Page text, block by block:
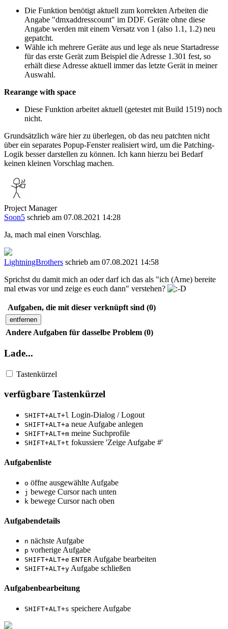
Die Funktion benötigt aktuell zum korrekten Arbeiten die
Angabe "dmxaddresscount" im DDF. Geräte ohne diese
Angabe werden mit einem Versatz von 1 (also 1.1, 1.2) neu
gepatcht.
Wähle ich mehrere Geräte aus und lege als neue Startadresse
für das erste Gerät zum Beispiel die Adresse 1.301 fest, so
erhält diese Adresse aktuell immer das letzte Gerät in meiner
Auswahl.
Rearange with space
Diese Funktion arbeitet aktuell (getestet mit Build 1519) noch
nicht.
Grundsätzlich wäre hier zu überlegen, ob das neu patchten nicht
über ein separates Popup-Fenster realisiert wird, um die Patching-
Logik besser darstellen zu können. Ich kann hierzu bei Bedarf
keinen kleinen Vorschlag machen.
Project Manager
Soon5 schrieb am 07.08.2021 14:28
Ja, mach mal einen Vorschlag.
LightningBrothers schrieb am 07.08.2021 14:58
Sprichst du damit mich an oder darf ich das als "ich (Arne) bereite
mal etwas vor und zeige es euch dann" verstehen?
Aufgaben, die mit dieser verknüpft sind (0)
entfernen
Andere Aufgaben für dasselbe Problem (0)
Lade...
Tastenkürzel
verfügbare Tastenkürzel
SHIFT+ALT+l Login-Dialog / Logout
SHIFT+ALT+a neue Aufgabe anlegen
SHIFT+ALT+m meine Suchprofile
SHIFT+ALT+t fokussiere 'Zeige Aufgabe #'
Aufgabenliste
o öffne ausgewählte Aufgabe
j bewege Cursor nach unten
k bewege Cursor nach oben
Aufgabendetails
n nächste Aufgabe
p vorherige Aufgabe
SHIFT+ALT+e ENTER Aufgabe bearbeiten
SHIFT+ALT+y Aufgabe schließen
Aufgabenbearbeitung
SHIFT+ALT+s speichere Aufgabe